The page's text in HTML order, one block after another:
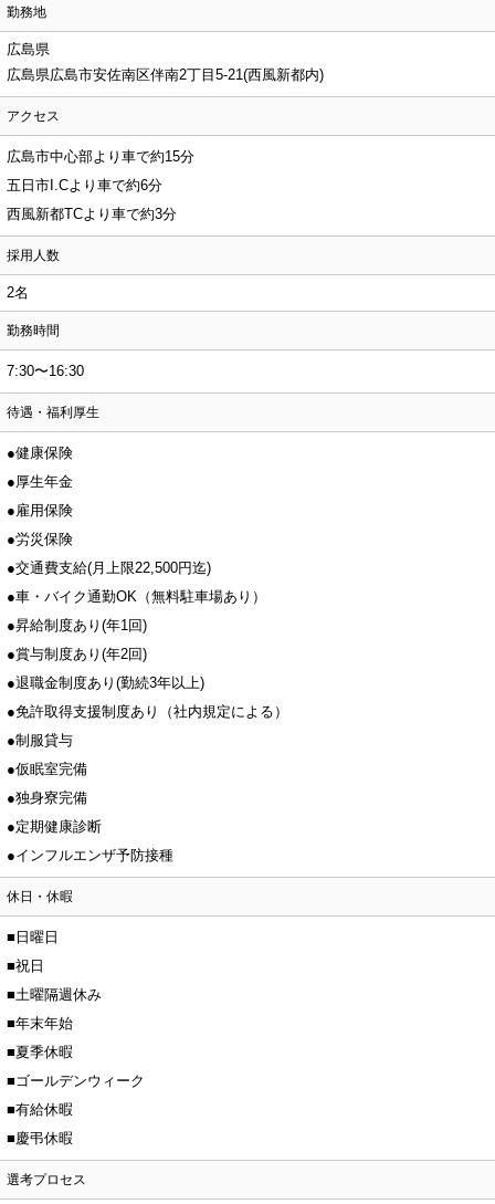
勤務地
広島県
広島県広島市安佐南区伴南2丁目5-21(西風新都内)
アクセス
広島市中心部より車で約15分
五日市I.Cより車で約6分
西風新都TCより車で約3分
採用人数
2名
勤務時間
7:30〜16:30
待遇・福利厚生
●健康保険
●厚生年金
●雇用保険
●労災保険
●交通費支給(月上限22,500円迄)
●車・バイク通勤OK（無料駐車場あり）
●昇給制度あり(年1回)
●賞与制度あり(年2回)
●退職金制度あり(勤続3年以上)
●免許取得支援制度あり（社内規定による）
●制服貸与
●仮眠室完備
●独身寮完備
●定期健康診断
●インフルエンザ予防接種
休日・休暇
■日曜日
■祝日
■土曜隔週休み
■年末年始
■夏季休暇
■ゴールデンウィーク
■有給休暇
■慶弔休暇
選考プロセス